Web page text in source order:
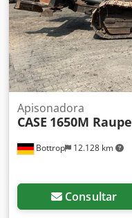
Bottrop 12.128 km
Apisonadora
CASE 1650M Raupe
Consultar